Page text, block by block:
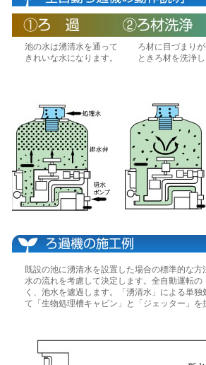
池の水は湧清水を通って
きれいな水になります。
ろ材に目づまり
ときろ材を洗浄し
既設の池に湧清水を設置した場合の標準的な
水の流れを考慮して決定します。全自動運転
く、池水を濾過します。「湧清水」による単
て「生物処理槽キャビン」と「ジェッター」を